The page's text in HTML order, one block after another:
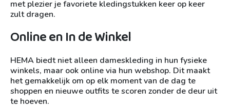
met plezier je favoriete kledingstukken keer op keer
zult dragen.
Online en In de Winkel
HEMA biedt niet alleen dameskleding in hun fysieke
winkels, maar ook online via hun webshop. Dit maakt
het gemakkelijk om op elk moment van de dag te
shoppen en nieuwe outfits te scoren zonder de deur uit
te hoeven.